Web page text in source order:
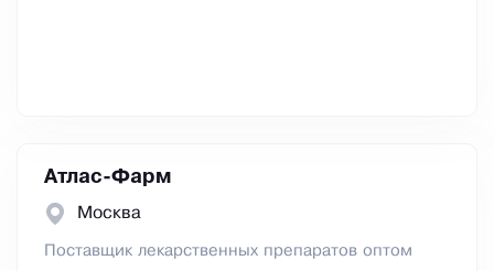
Атлас-Фарм
Москва
Поставщик лекарственных препаратов оптом